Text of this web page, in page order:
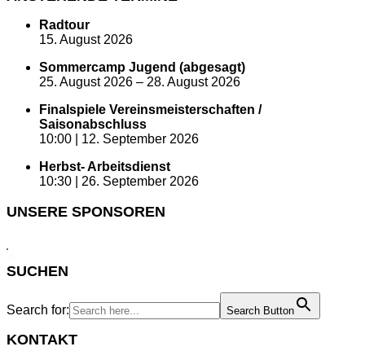
Radtour
15. August 2026
Sommercamp Jugend (abgesagt)
25. August 2026 – 28. August 2026
Finalspiele Vereinsmeisterschaften /
Saisonabschluss
10:00 | 12. September 2026
Herbst- Arbeitsdienst
10:30 | 26. September 2026
UNSERE SPONSOREN
SUCHEN
Search for: Search Button
KONTAKT